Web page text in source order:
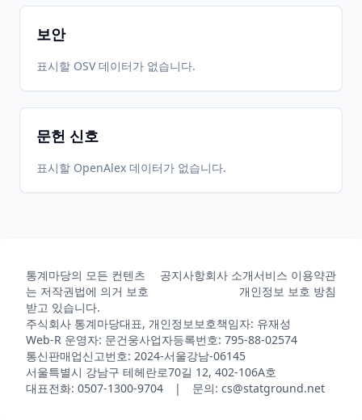
보안
표시할 OSV 데이터가 없습니다.
문헌 신호
표시할 OpenAlex 데이터가 없습니다.
통계마당의 모든 컨텐츠
는 저작권법에 의거 보호
받고 있습니다.
공지사항회사 소개서비스 이용약관
개인정보 보호 방침
주식회사 통계마당대표, 개인정보보호책임자: 유재성
Web-R 운영자: 문건웅사업자등록번호: 795-88-02574
통신판매업신고번호: 2024-서울강남-06145
서울특별시 강남구 테헤란로70길 12, 402-106A호
대표전화: 0507-1300-9704 | 문의: cs@statground.net